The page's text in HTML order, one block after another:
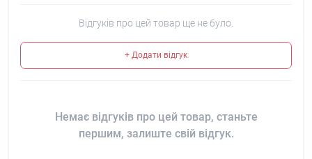
Відгуків про цей товар ще не було.
+ Додати відгук
Немає відгуків про цей товар, станьте
першим, залиште свій відгук.